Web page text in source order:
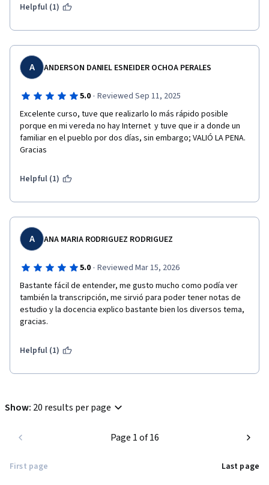
Helpful (1)
A ANDERSON DANIEL ESNEIDER OCHOA PERALES
5.0 · Reviewed Sep 11, 2025
Excelente curso, tuve que realizarlo lo más rápido posible
porque en mi vereda no hay Internet  y tuve que ir a donde un
familiar en el pueblo por dos días, sin embargo; VALIÓ LA PENA.
Gracias
Helpful (1)
A ANA MARIA RODRIGUEZ RODRIGUEZ
5.0 · Reviewed Mar 15, 2026
Bastante fácil de entender, me gusto mucho como podía ver
también la transcripción, me sirvió para poder tener notas de
estudio y la docencia explico bastante bien los diversos tema,
gracias.
Helpful (1)
Show: 20 results per page
First page
Page 1 of 16
Last page